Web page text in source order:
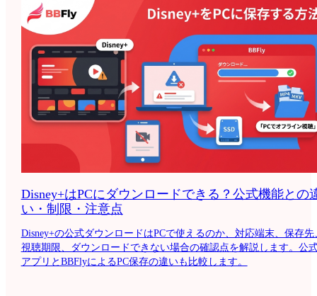
Disney+はPCにダウンロードできる？公式機能との
い・制限・注意点
Disney+の公式ダウンロードはPCで使えるのか、対応端末、保存先
視聴期限、ダウンロードできない場合の確認点を解説します。公
アプリとBBFlyによるPC保存の違いも比較します。